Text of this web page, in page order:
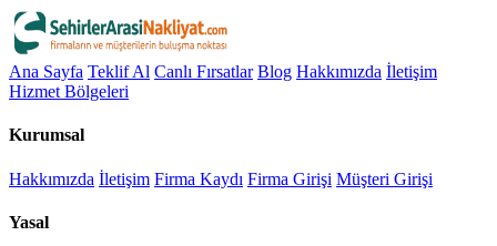
Ana Sayfa Teklif Al Canlı Fırsatlar Blog Hakkımızda İletişim
Hizmet Bölgeleri
Kurumsal
Hakkımızda İletişim Firma Kaydı Firma Girişi Müşteri Girişi
Yasal